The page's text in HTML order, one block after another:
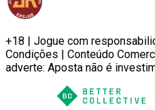
+18 | Jogue com
Condições | Conteúdo
adverte: Aposta não é